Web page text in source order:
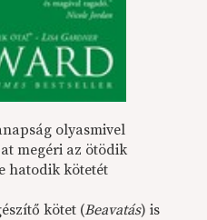
olyasmivel
megéri az ötödik
hatodik kötetét
kötet (Beavatás) is